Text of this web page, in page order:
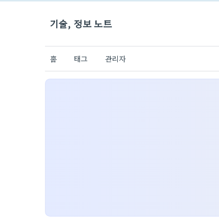
기술, 정보 노트
홈 태그 관리자